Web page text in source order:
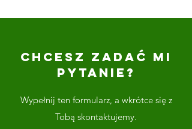
CHCESZ ZADAĆ MI
PYTANIE?
Wypełnij ten formularz, a wkrótce się z
Tobą skontaktujemy.